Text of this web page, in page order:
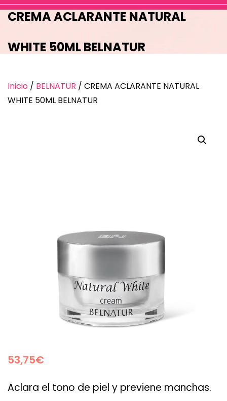
CREMA ACLARANTE NATURAL
WHITE 50ML BELNATUR
Inicio / BELNATUR / CREMA ACLARANTE NATURAL
WHITE 50ML BELNATUR
53,75€
Aclara el tono de piel y previene manchas.